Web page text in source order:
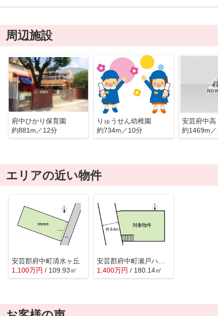
周辺施設
府中ひかり保育園
約881m／12分
りゅうせん幼稚園
約734m／10分
安芸府中高
約1469m
エリアの近い物件
安芸郡府中町清水ヶ丘
1,100万円 / 109.93㎡
1,400万円 / 180.14㎡